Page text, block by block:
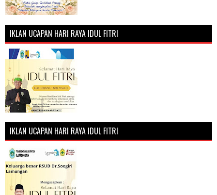
IKLAN UCAPAN HARI RAYA IDUL FITRI
IKLAN UCAPAN HARI RAYA IDUL FITRI